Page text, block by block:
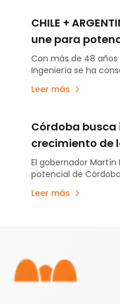
CHILE +
une para
sustentable
Con más de 48
Ingeniería se ha
compañías líderes
servicios de
principales sectores
Leer más
Córdoba
crecimiento de
proveedor
El gobernador
potencial de
bienes y servicios
petróleo. La
Leer más